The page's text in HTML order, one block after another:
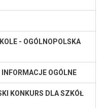
- OGÓLNOPOLSKA
OGÓLNE
KONKURS DLA SZKÓŁ